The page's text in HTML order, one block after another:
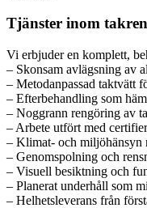
Tjänster inom
Vi erbjuder en komplett,
– Skonsam avlägsning av
– Metodanpassad taktvätt
– Efterbehandling som
– Noggrann rengöring av
– Arbete utfört med
– Klimat- och miljöhänsyn
– Genomspolning och
– Visuell besiktning och
– Planerat underhåll som
– Helhetsleverans från